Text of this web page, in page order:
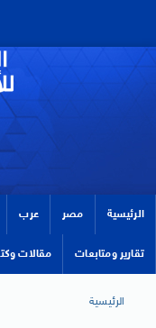
الرئيسية مصر عرب
تقارير ومتابعات مقالات
الرئيسية